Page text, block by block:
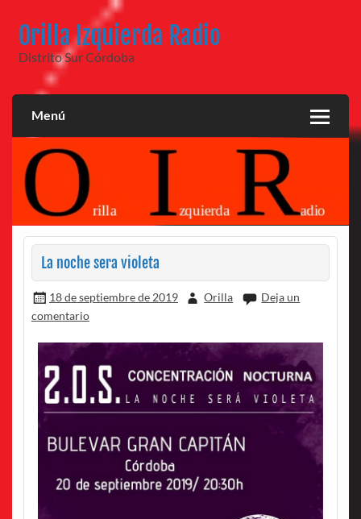
contenido
Orilla Izquierda Radio
Distrito Sur Córdoba
Menú
La noche sera violeta
18 de septiembre de 2019 Orilla
Deja un
comentario